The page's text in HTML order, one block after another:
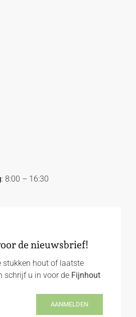
: 8:00 – 16:30
de nieuwsbrief!
stukken hout of laatste
schrijf u in voor de Fijnhout
AANMELDEN